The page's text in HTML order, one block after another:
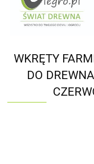
WKRĘTY
DO